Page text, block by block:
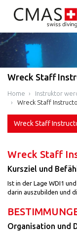
Wreck Staff
Home Instruktor
Wreck Staff
Wreck Staff
Wreck Staff
Kursziel und
Ist in der Lage WDI1
darin auszubilden und
Organisation und